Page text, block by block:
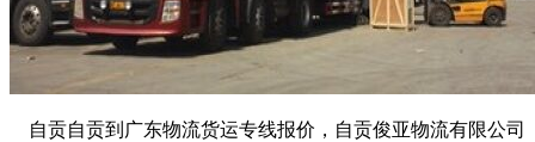
自贡自贡到广东物流货运专线报价，自贡俊亚物流有限公司